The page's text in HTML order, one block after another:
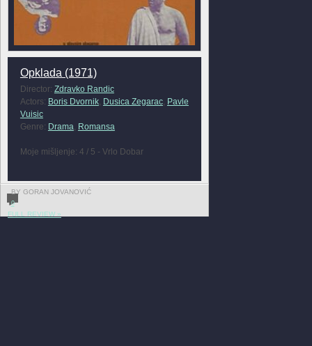
Opklada (1971)
Director: Zdravko Randic
Actors: Boris Dvornik, Dusica Zegarac, Pavle
Vuisic
Genre: Drama Romansa
Moje mišljenje: 4 / 5 - Vrlo Dobar
BY GORAN JOVANOVIĆ
0
FULL REVIEW »